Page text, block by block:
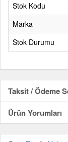
Stok Kodu
Marka
Stok Durumu
Taksit / Ödeme
Ürün Yorumları